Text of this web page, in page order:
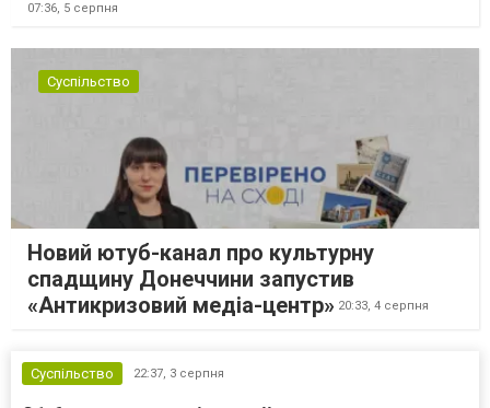
07:36, 5 серпня
Суспільство
Новий ютуб-канал про культурну
спадщину Донеччини запустив
«Антикризовий медіа-центр» 20:33, 4 серпня
Суспільство 22:37, 3 серпня